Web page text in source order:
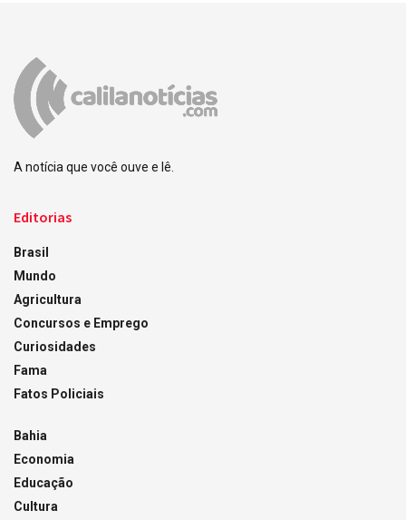
A notícia que você ouve e lê.
Editorias
Brasil
Mundo
Agricultura
Concursos e Emprego
Curiosidades
Fama
Fatos Policiais
Bahia
Economia
Educação
Cultura